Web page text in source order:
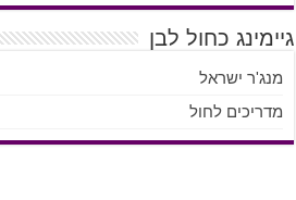
גיימינג כחול לבן
מנג'ר ישראל
מדריכים לחול